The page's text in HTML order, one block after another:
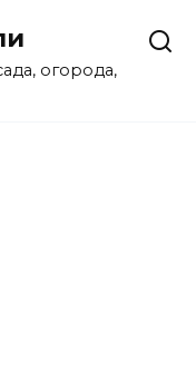
огорода,